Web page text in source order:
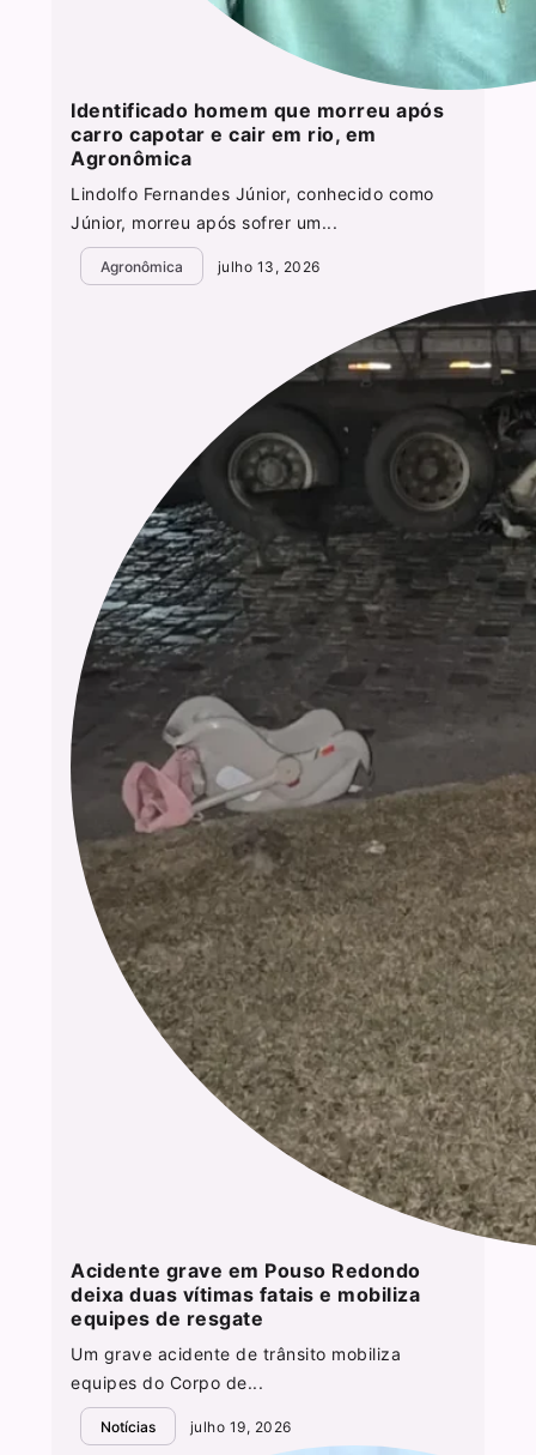
Identificado homem que morreu após
carro capotar e cair em rio, em
Agronômica
Lindolfo Fernandes Júnior, conhecido como
Júnior, morreu após sofrer um...
Agronômica julho 13, 2026
Acidente grave em Pouso Redondo
deixa duas vítimas fatais e mobiliza
equipes de resgate
Um grave acidente de trânsito mobiliza
equipes do Corpo de...
Notícias julho 19, 2026